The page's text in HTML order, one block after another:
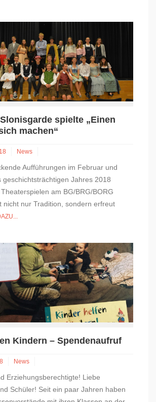
spielte „Einen
machen“
News
Aufführungen im Februar und
geschichtsträchtigen Jahres 2018
am BG/BRG/BORG
nicht nur Tradition, sondern erfreut
Kindern – Spendenaufruf
News
Erziehungsberechtigte! Liebe
Schüler! Seit ein paar Jahren haben